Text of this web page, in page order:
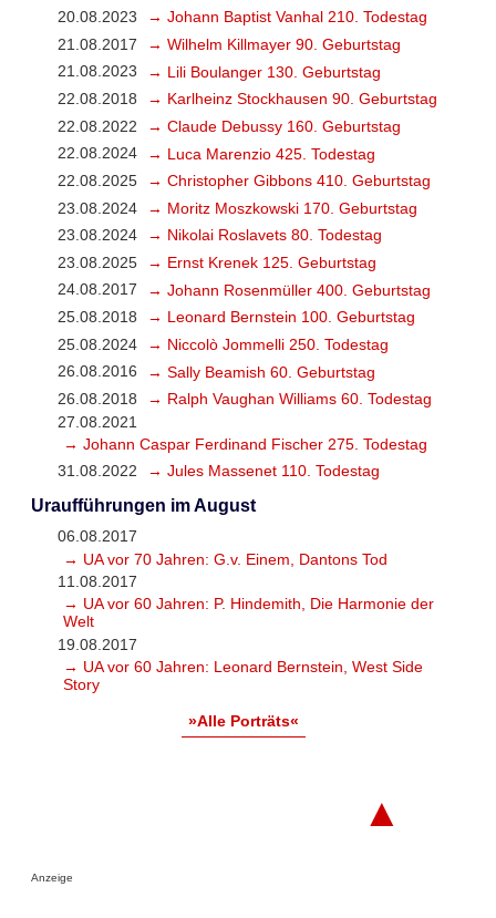
20.08.2023
→ Johann Baptist Vanhal 210. Todestag
21.08.2017
→ Wilhelm Killmayer 90. Geburtstag
21.08.2023
→ Lili Boulanger 130. Geburtstag
22.08.2018
→ Karlheinz Stockhausen 90. Geburtstag
22.08.2022
→ Claude Debussy 160. Geburtstag
22.08.2024
→ Luca Marenzio 425. Todestag
22.08.2025
→ Christopher Gibbons 410. Geburtstag
23.08.2024
→ Moritz Moszkowski 170. Geburtstag
23.08.2024
→ Nikolai Roslavets 80. Todestag
23.08.2025
→ Ernst Krenek 125. Geburtstag
24.08.2017
→ Johann Rosenmüller 400. Geburtstag
25.08.2018
→ Leonard Bernstein 100. Geburtstag
25.08.2024
→ Niccolò Jommelli 250. Todestag
26.08.2016
→ Sally Beamish 60. Geburtstag
26.08.2018
→ Ralph Vaughan Williams 60. Todestag
27.08.2021
→ Johann Caspar Ferdinand Fischer 275. Todestag
31.08.2022
→ Jules Massenet 110. Todestag
Uraufführungen im August
06.08.2017
→ UA vor 70 Jahren: G.v. Einem, Dantons Tod
11.08.2017
→ UA vor 60 Jahren: P. Hindemith, Die Harmonie der
Welt
19.08.2017
→ UA vor 60 Jahren: Leonard Bernstein, West Side
Story
»Alle Porträts«
▲
Anzeige